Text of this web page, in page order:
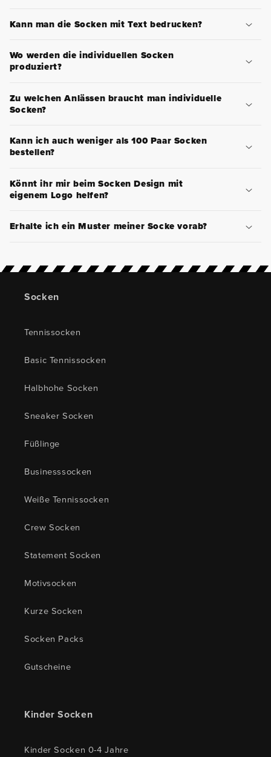
Kann man die Socken mit Text bedrucken?
Wo werden die individuellen Socken
produziert?
Zu welchen Anlässen braucht man individuelle
Socken?
Kann ich auch weniger als 100 Paar Socken
bestellen?
Könnt ihr mir beim Socken Design mit
eigenem Logo helfen?
Erhalte ich ein Muster meiner Socke vorab?
Socken
Tennissocken
Basic Tennissocken
Halbhohe Socken
Sneaker Socken
Füßlinge
Businesssocken
Weiße Tennissocken
Crew Socken
Statement Socken
Motivsocken
Kurze Socken
Socken Packs
Gutscheine
Kinder Socken
Kinder Socken 0-4 Jahre